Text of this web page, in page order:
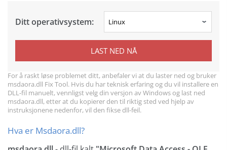
Ditt operativsystem:
LAST NED NÅ
For å raskt løse problemet ditt, anbefaler vi at du laster ned og bruker
msdaora.dll Fix Tool. Hvis du har teknisk erfaring og du vil installere en
DLL-fil manuelt, vennligst velg din versjon av Windows og last ned
msdaora.dll, etter at du kopierer den til riktig sted ved hjelp av
instruksjonene nedenfor, vil den fikse dll-feil.
Hva er Msdaora.dll?